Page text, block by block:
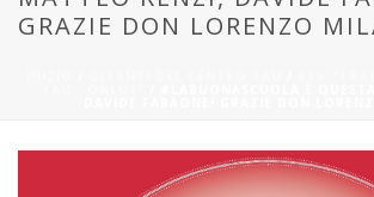
GRAZIE DON LORENZO